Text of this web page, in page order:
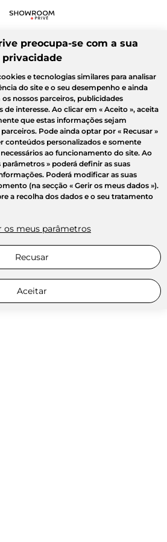
preocupa-se com a sua
privacidade
e tecnologias similares para analisar
do site e o seu desempenho e ainda
nossos parceiros, publicidades
de interesse. Ao clicar em « Aceito », aceita
que estas informações sejam
Pode ainda optar por « Recusar »
conteúdos personalizados e somente
ao funcionamento do site. Ao
parâmetros » poderá definir as suas
Poderá modificar as suas
(na secção « Gerir os meus dados »).
a recolha dos dados e o seu tratamento
os meus parâmetros
Recusar
Aceitar